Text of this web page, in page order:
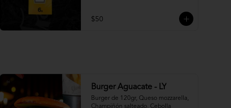
$50
Burger Aguacate - LY
Burger de 120gr, Queso mozzarella,
Champiñón salteado, Cebolla